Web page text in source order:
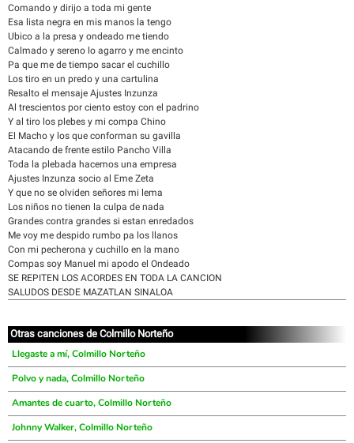
Comando y dirijo a toda mi gente
Esa lista negra en mis manos la tengo
Ubico a la presa y ondeado me tiendo
Calmado y sereno lo agarro y me encinto
Pa que me de tiempo sacar el cuchillo
Los tiro en un predo y una cartulina
Resalto el mensaje Ajustes Inzunza
Al trescientos por ciento estoy con el padrino
Y al tiro los plebes y mi compa Chino
El Macho y los que conforman su gavilla
Atacando de frente estilo Pancho Villa
Toda la plebada hacemos una empresa
Ajustes Inzunza socio al Eme Zeta
Y que no se olviden señores mi lema
Los niños no tienen la culpa de nada
Grandes contra grandes si estan enredados
Me voy me despido rumbo pa los llanos
Con mi pecherona y cuchillo en la mano
Compas soy Manuel mi apodo el Ondeado
SE REPITEN LOS ACORDES EN TODA LA CANCION
SALUDOS DESDE MAZATLAN SINALOA
Otras canciones de Colmillo Norteño
Llegaste a mí, Colmillo Norteño
Polvo y nada, Colmillo Norteño
Amantes de cuarto, Colmillo Norteño
Johnny Walker, Colmillo Norteño